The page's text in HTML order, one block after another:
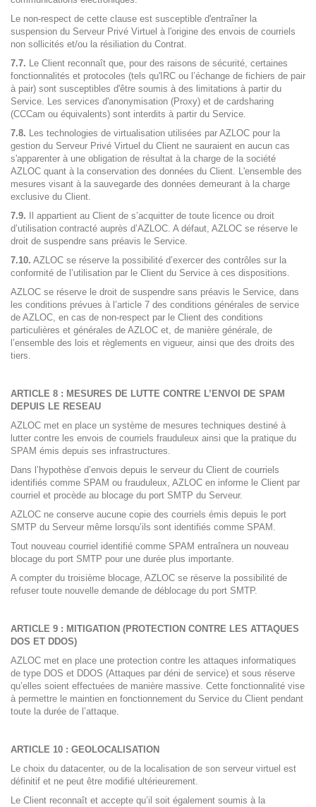
Le non-respect de cette clause est susceptible d'entraîner la
suspension du Serveur Privé Virtuel à l'origine des envois de courriels
non sollicités et/ou la résiliation du Contrat.
7.7. Le Client reconnaît que, pour des raisons de sécurité, certaines
fonctionnalités et protocoles (tels qu'IRC ou l’échange de fichiers de pair
à pair) sont susceptibles d'être soumis à des limitations à partir du
Service. Les services d'anonymisation (Proxy) et de cardsharing
(CCCam ou équivalents) sont interdits à partir du Service.
7.8. Les technologies de virtualisation utilisées par AZLOC pour la
gestion du Serveur Privé Virtuel du Client ne sauraient en aucun cas
s'apparenter à une obligation de résultat à la charge de la société
AZLOC quant à la conservation des données du Client. L'ensemble des
mesures visant à la sauvegarde des données demeurant à la charge
exclusive du Client.
7.9. Il appartient au Client de s’acquitter de toute licence ou droit
d’utilisation contracté auprès d’AZLOC. A défaut, AZLOC se réserve le
droit de suspendre sans préavis le Service.
7.10. AZLOC se réserve la possibilité d’exercer des contrôles sur la
conformité de l’utilisation par le Client du Service à ces dispositions.
AZLOC se réserve le droit de suspendre sans préavis le Service, dans
les conditions prévues à l’article 7 des conditions générales de service
de AZLOC, en cas de non-respect par le Client des conditions
particulières et générales de AZLOC et, de manière générale, de
l’ensemble des lois et règlements en vigueur, ainsi que des droits des
tiers.
ARTICLE 8 : MESURES DE LUTTE CONTRE L’ENVOI DE SPAM
DEPUIS LE RESEAU
AZLOC met en place un système de mesures techniques destiné à
lutter contre les envois de courriels frauduleux ainsi que la pratique du
SPAM émis depuis ses infrastructures.
Dans l’hypothèse d’envois depuis le serveur du Client de courriels
identifiés comme SPAM ou frauduleux, AZLOC en informe le Client par
courriel et procède au blocage du port SMTP du Serveur.
AZLOC ne conserve aucune copie des courriels émis depuis le port
SMTP du Serveur même lorsqu’ils sont identifiés comme SPAM.
Tout nouveau courriel identifié comme SPAM entraînera un nouveau
blocage du port SMTP pour une durée plus importante.
A compter du troisième blocage, AZLOC se réserve la possibilité de
refuser toute nouvelle demande de déblocage du port SMTP.
ARTICLE 9 : MITIGATION (PROTECTION CONTRE LES ATTAQUES
DOS ET DDOS)
AZLOC met en place une protection contre les attaques informatiques
de type DOS et DDOS (Attaques par déni de service) et sous réserve
qu’elles soient effectuées de manière massive. Cette fonctionnalité vise
à permettre le maintien en fonctionnement du Service du Client pendant
toute la durée de l’attaque.
ARTICLE 10 : GEOLOCALISATION
Le choix du datacenter, ou de la localisation de son serveur virtuel est
définitif et ne peut être modifié ultérieurement.
Le Client reconnaît et accepte qu’il soit également soumis à la